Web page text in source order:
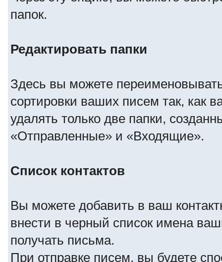
папок.
Редактировать папки
Здесь вы можете
сортировки ваших писем так, как
удалять только две папки,
«Отправленные» и «Входящие».
Список контактов
Вы можете добавить в ваш
внести в черный список имена
получать письма.
При отправке писем, вы будете